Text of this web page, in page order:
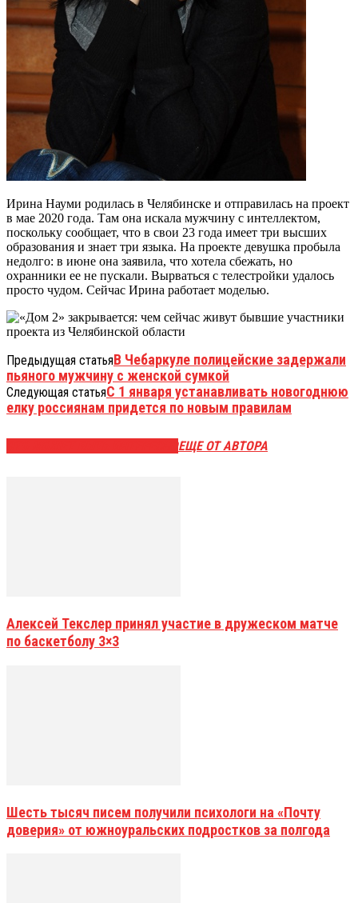
Ирина Науми родилась в Челябинске и отправилась на проект
в мае 2020 года. Там она искала мужчину с интеллектом,
поскольку сообщает, что в свои 23 года имеет три высших
образования и знает три языка. На проекте девушка пробыла
недолго: в июне она заявила, что хотела сбежать, но
охранники ее не пускали. Вырваться с телестройки удалось
просто чудом. Сейчас Ирина работает моделью.
Предыдущая статьяВ Чебаркуле полицейские задержали
пьяного мужчину с женской сумкой
Следующая статьяС 1 января устанавливать новогоднюю
елку россиянам придется по новым правилам
ЕЩЕ ОТ АВТОРА
Алексей Текслер принял участие в дружеском матче
по баскетболу 3×3
Шесть тысяч писем получили психологи на «Почту
доверия» от южноуральских подростков за полгода